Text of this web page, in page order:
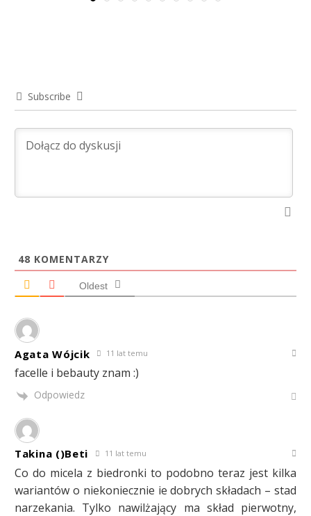
Subscribe
48 KOMENTARZY
Oldest
Agata Wójcik 11 lat temu
facelle i bebauty znam :)
Odpowiedz
Takina ()Beti 11 lat temu
Co do micela z biedronki to podobno teraz jest kilka
wariantów o niekoniecznie ie dobrych składach – stad
narzekania. Tylko nawilżający ma skład pierwotny,